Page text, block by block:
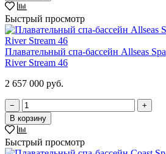
Быстрый просмотр
Плавательный спа-бассейн Allseas Spa
River Stream 46
2 657 000 руб.
−
+
В корзину
Быстрый просмотр